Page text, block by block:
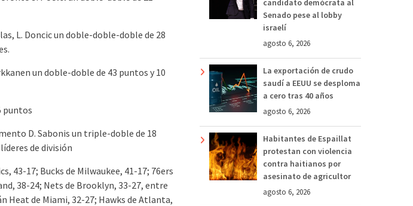
L. Doncic un doble-doble-doble de 28
un doble-doble de 43 puntos y 10
puntos
D. Sabonis un triple-doble de 18
de división
43-17; Bucks de Milwaukee, 41-17; 76ers
38-24; Nets de Brooklyn, 33-27, entre
Heat de Miami, 32-27; Hawks de Atlanta,
candidato demócrata al
Senado pese al lobby
israelí
agosto 6, 2026
La exportación de crudo
saudí a EEUU se desploma
a cero tras 40 años
agosto 6, 2026
Habitantes de Espaillat
protestan con violencia
contra haitianos por
asesinato de agricultor
agosto 6, 2026